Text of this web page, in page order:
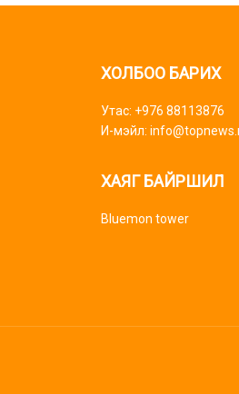
ХОЛБОО БАРИХ
Утас: +976 88113876
И-мэйл:
ХАЯГ БАЙРШИЛ
Bluemon tower